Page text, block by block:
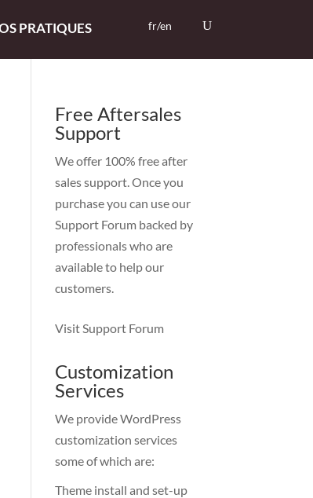
PRATIQUES fr/en
Free Aftersales
Support
We offer 100% free after
sales support. Once you
purchase you can use our
Support Forum backed by
professionals who are
available to help our
customers.
Visit Support Forum
Customization
Services
We provide WordPress
customization services
some of which are:
Theme install and set-up